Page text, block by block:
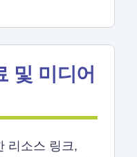
및 미디어
리소스 링크,